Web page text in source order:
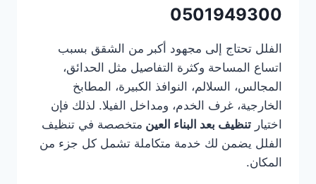
0501949300
الفلل تحتاج إلى مجهود أكبر من الشقق بسبب
اتساع المساحة وكثرة التفاصيل مثل الحدائق،
المجالس، السلالم، النوافذ الكبيرة، المطابخ
الخارجية، غرف الخدم، ومداخل الفيلا. لذلك فإن
اختيار تنظيف بعد البناء العين متخصصة في تنظيف
الفلل يضمن لك خدمة متكاملة تشمل كل جزء من
المكان.